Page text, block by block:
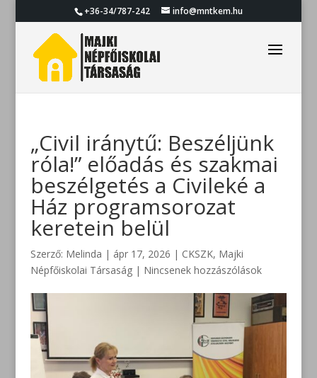
+36-34/787-242 info@mntkem.hu
„Civil iránytű: Beszéljünk
róla!” előadás és szakmai
beszélgetés a Civileké a
Ház programsorozat
keretein belül
Szerző: Melinda | ápr 17, 2026 | CKSZK, Majki
Népfőiskolai Társaság| Nincsenek hozzászólások